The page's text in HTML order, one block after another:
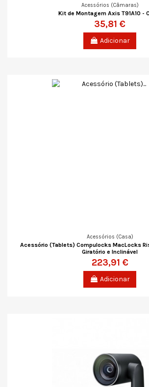
Acessórios (Câmaras)
Kit de Montagem Axis T91A10 -
35,81 €
Adicionar
Acessórios (Casa)
Acessório (Tablets) Compulocks MacLocks
Giratório e Inclinável
223,91 €
Adicionar